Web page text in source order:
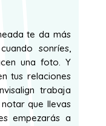
te da más
sonríes,
una foto. Y
tus relaciones
trabaja
que llevas
empezarás a